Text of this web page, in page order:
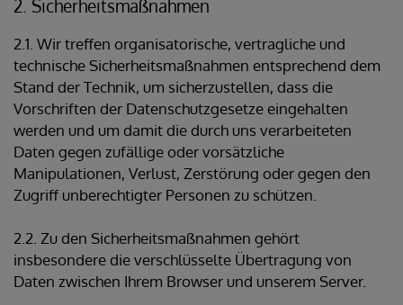
2. Sicherheitsmaßnahmen
2.1. Wir treffen organisatorische, vertragliche und
technische Sicherheitsmaßnahmen entsprechend dem
Stand der Technik, um sicherzustellen, dass die
Vorschriften der Datenschutzgesetze eingehalten
werden und um damit die durch uns verarbeiteten
Daten gegen zufällige oder vorsätzliche
Manipulationen, Verlust, Zerstörung oder gegen den
Zugriff unberechtigter Personen zu schützen.
2.2. Zu den Sicherheitsmaßnahmen gehört
insbesondere die verschlüsselte Übertragung von
Daten zwischen Ihrem Browser und unserem Server.